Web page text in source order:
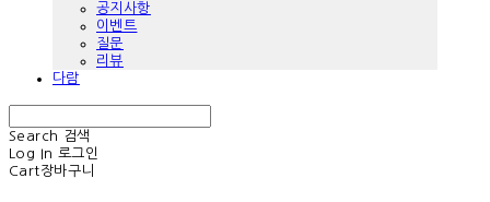
공지사항
이벤트
질문
리뷰
다람
Search
검색
Log In 로그인
Cart장바구니